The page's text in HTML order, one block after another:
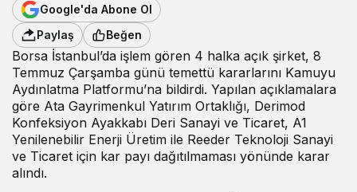
Google'da Abone Ol
Paylaş
Beğen
Borsa İstanbul’da işlem gören 4 halka açık şirket, 8
Temmuz Çarşamba günü temettü kararlarını Kamuyu
Aydınlatma Platformu’na bildirdi. Yapılan açıklamalara
göre Ata Gayrimenkul Yatırım Ortaklığı, Derimod
Konfeksiyon Ayakkabı Deri Sanayi ve Ticaret, A1
Yenilenebilir Enerji Üretim ile Reeder Teknoloji Sanayi
ve Ticaret için kar payı dağıtılmaması yönünde karar
alındı.